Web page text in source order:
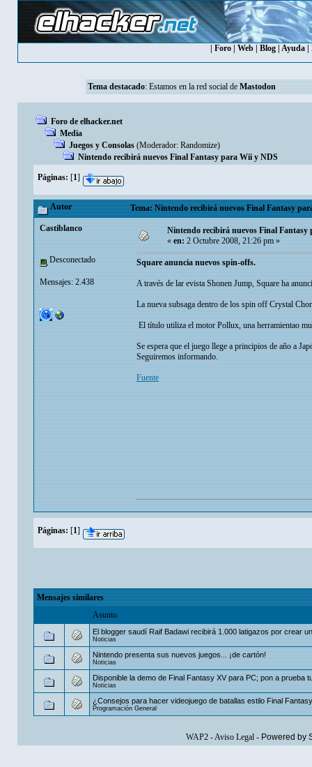
Foro Web Blog Ayuda
Tema destacado: Estamos en la red social de Mastodon
Foro de elhacker.net
Media
Juegos y Consolas (Moderador: Randomize)
Nintendo recibirá nuevos Final Fantasy para Wii y NDS
Páginas: [1]
Autor Tema: Nintendo recibirá nuevos Final Fantasy
Castiblanco
Desconectado
Mensajes: 2.438
Nintendo recibirá nuevos Final Fantasy
«en:2 Octubre 2008, 21:26 pm »
Square anuncia nuevos spin-offs.
A través de lar evista Shonen Jump, Square ha
La nueva subsaga dentro de los spin off Crystal
El título utiliza el motor Pollux, una herramientao
Se espera que el juego llege a principios de año a
Seguiremos informando.
Fuente
Páginas: [1]
Mensajes similares
Asunto
El blogger saudí Raif Badawi recibirá 1.000 latigazos por crear
Noticias
Nintendo presenta sus nuevos juegos... ¡de cartón!
Noticias
Disponible la demo de Final Fantasy XV para PC; pon a prueba
Noticias
¿Consejos para hacer videojuego de batallas estilo Final
Programación General
WAP2-Aviso Legal- Powered by